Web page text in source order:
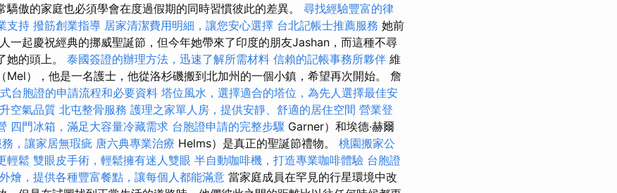
驕傲的家庭也必須學會在度過假期的同時習慣彼此的差異。 尋找經驗豐富的律
支持 撥筋創業指導 居家清潔費用明細，讓您安心選擇 台北記帳士推薦服務 她前
一起慶祝經典的挪威聖誕節，但今年她帶來了印度的朋友Jashan，而這種不尋
她的頭上。 泰國簽證的辦理方法，迅速了解所需材料 信賴的記帳事務所夥伴 維
Mel），他是一名護士，他從洛杉磯搬到北加州的一個小鎮，希望再次開始。 詹
台胞證的申請流程和必要資料 塔位風水，選擇適合的塔位，為先人選擇最佳安
空氣品質 北屯整骨服務 護理之家單人房，提供安靜、舒適的居住空間 營業登
四門冰箱，滿足大容量冷藏需求 台胞證申請的完整步驟 Garner）和埃德·赫爾
，讓家居無瑕疵 唐六典專業治療 Helms）是真正的聖誕節禮物。 桃園搬家公
輕鬆 雙眼皮手術，輕鬆擁有迷人雙眼 半自動咖啡機，打造專業咖啡體驗 台胞證
燴，提供各種豐富餐點，讓每個人都能滿意 當家庭成員在罕見的行星環境中改